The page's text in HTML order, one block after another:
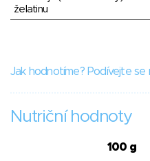
želatinu
Jak hodnotíme? Podívejte se
Nutriční hodnoty
100 g